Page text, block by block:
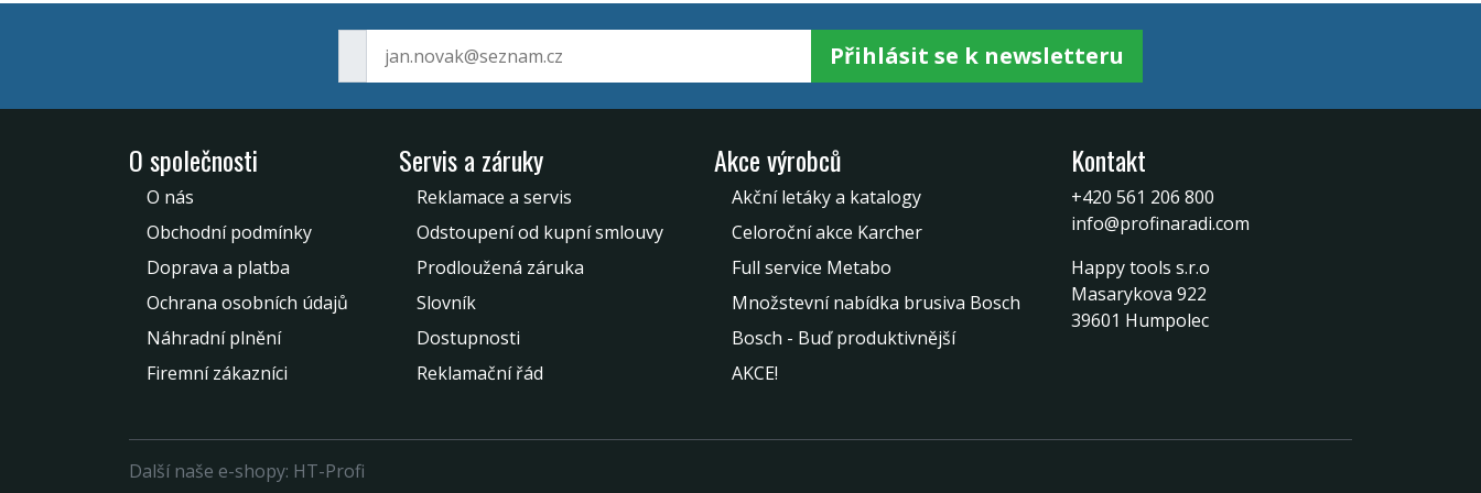
Přihlásit se k newsletteru
O společnosti
O nás
Obchodní podmínky
Doprava a platba
Ochrana osobních údajů
Náhradní plnění
Firemní zákazníci
Servis a záruky
Reklamace a servis
Odstoupení od kupní smlouvy
Prodloužená záruka
Slovník
Dostupnosti
Reklamační řád
Akce výrobců
Akční letáky a katalogy
Celoroční akce Karcher
Full service Metabo
Množstevní nabídka brusiva Bosch
Bosch - Buď produktivnější
AKCE!
Kontakt
+420 561 206 800
info@profinaradi.com
Happy tools s.r.o
Masarykova 922
39601 Humpolec
Další naše e-shopy: HT-Profi